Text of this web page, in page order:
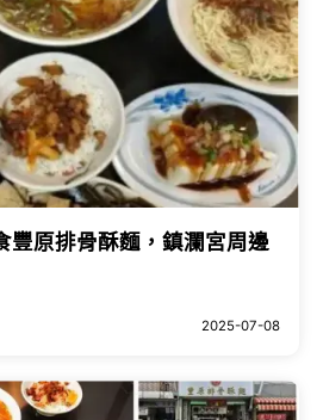
豐原排骨酥麵，鎮瀾宮周邊
2025-07-08